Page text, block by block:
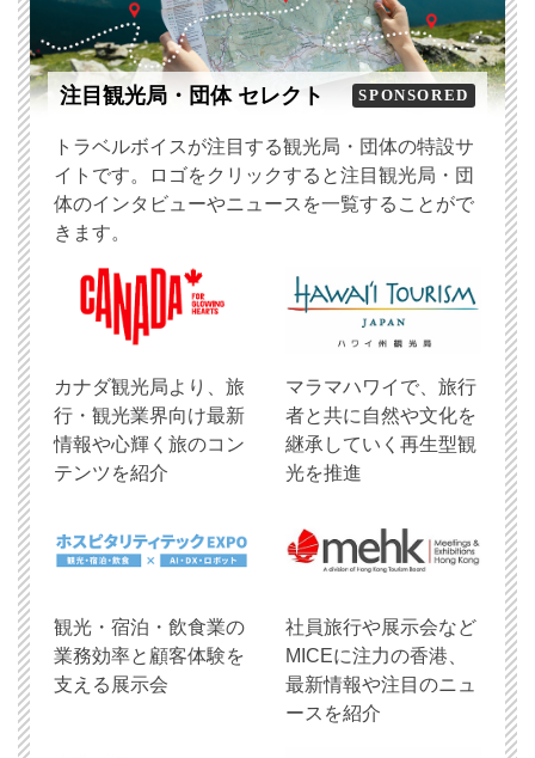
注目観光局・団体 セレクト SPONSORED
トラベルボイスが注目する観光局・団体の特設サ
イトです。ロゴをクリックすると注目観光局・団
体のインタビューやニュースを一覧することがで
きます。
​カナダ観光局より、旅
行・観光業界向け最新
情報や心輝く旅のコン
テンツを紹介
マラマハワイで、旅行
者と共に自然や文化を
継承していく再生型観
光を推進
観光・宿泊・飲食業の
業務効率と顧客体験を
支える展示会
社員旅行や展示会など
MICEに注力の香港、
最新情報や注目のニュ
ースを紹介